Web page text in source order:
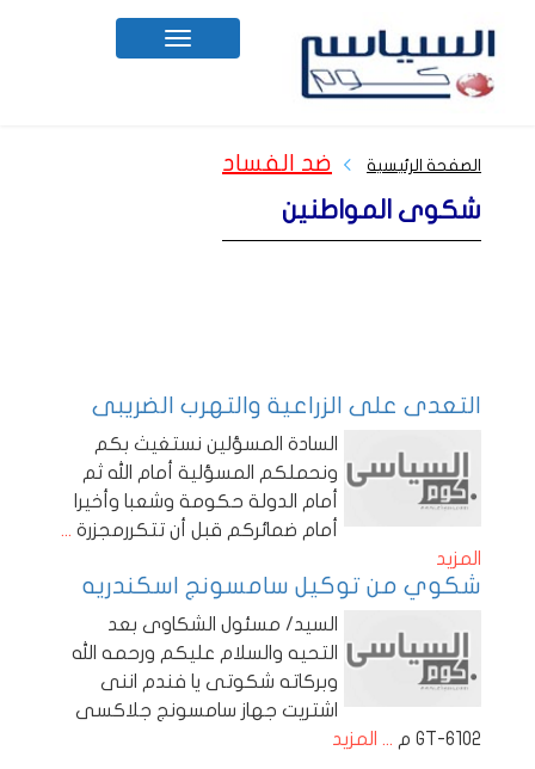
Toggle
navigation
الصفحة الرئيسية ضد الفساد
شكوى المواطنين
التعدى على الزراعية والتهرب الضريبى
السادة المسؤلين نستغيث بكم
ونحملكم المسؤلية أمام الله ثم
أمام الدولة حكومة وشعبا وأخيرا
أمام ضمائركم قبل أن تتكررمجزرة ...
المزيد
شكوي من توكيل سامسونج اسكندريه
السيد/ مسئول الشكاوى بعد
التحيه والسلام عليكم ورحمه الله
وبركاته شكوتى يا فندم اننى
اشتريت جهاز سامسونج جلاكسى
GT-6102 م
... المزيد